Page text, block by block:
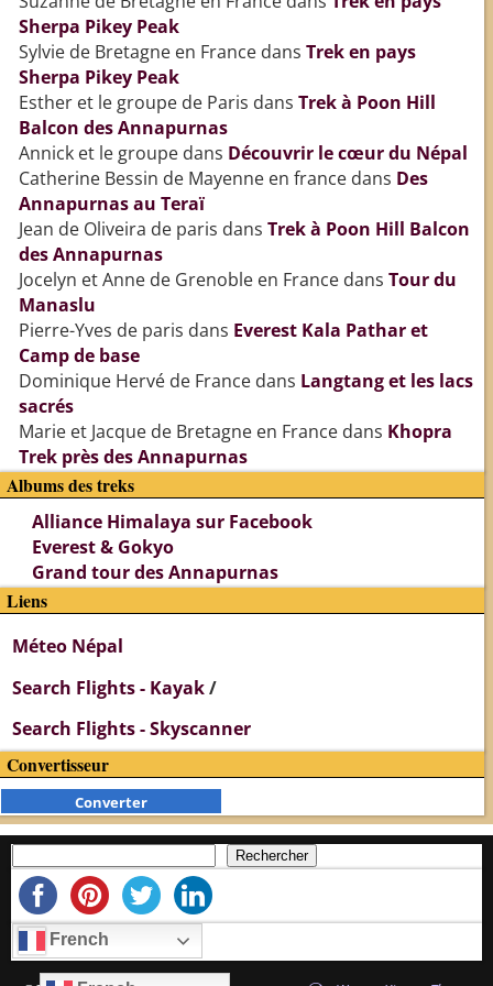
Sherpa Pikey Peak
Sylvie de Bretagne en Francedans Trek en pays
Sherpa Pikey Peak
Esther et le groupe de Paris dans Trek à Poon Hill
Balcon des Annapurnas
Annick et le groupedans Découvrir le cœur du Népal
Catherine Bessin de Mayenne en francedans Des
Annapurnas au Teraï
Jean de Oliveira de paris dans Trek à Poon Hill Balcon
des Annapurnas
Jocelyn et Anne de Grenoble en Francedans Tour du
Manaslu
Pierre-Yves de paris dans Everest Kala Pathar et
Camp de base
Dominique Hervé de Francedans Langtang et les lacs
sacrés
Marie et Jacque de Bretagne en Francedans Khopra
Trek près des Annapurnas
Albums des treks
Alliance Himalaya sur Facebook
Everest & Gokyo
Grand tour des Annapurnas
Liens
Méteo Népal
Search Flights - Kayak/
Search Flights - Skyscanner
Convertisseur
Converter
Rechercher
French